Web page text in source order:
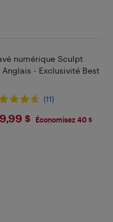
numérique Sculpt
- Exclusivité Best
(11)
$ Économisez 40 $